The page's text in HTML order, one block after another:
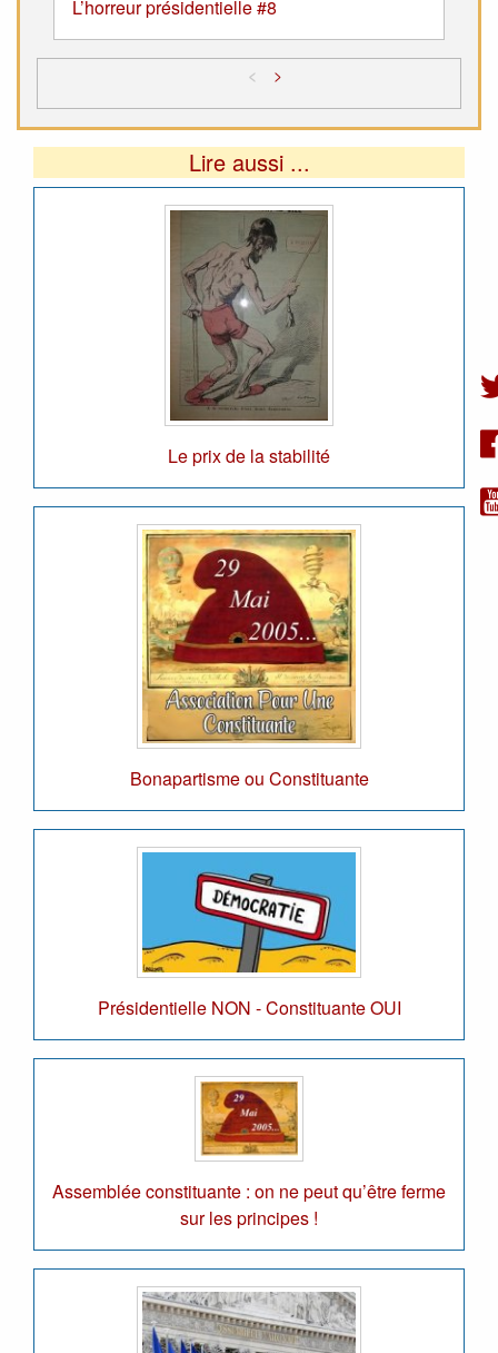
L’horreur présidentielle #8
< >
Lire aussi ...
Le prix de la stabilité
Bonapartisme ou Constituante
Présidentielle NON - Constituante OUI
Assemblée constituante : on ne peut qu’être ferme
sur les principes !